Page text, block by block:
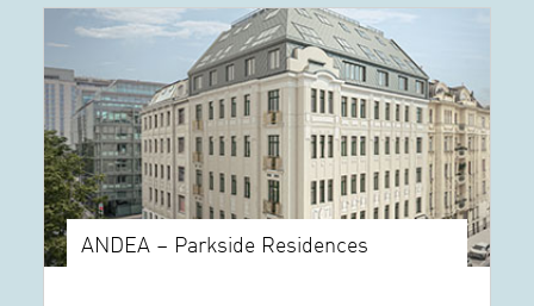
ANDEA – Parkside Residences